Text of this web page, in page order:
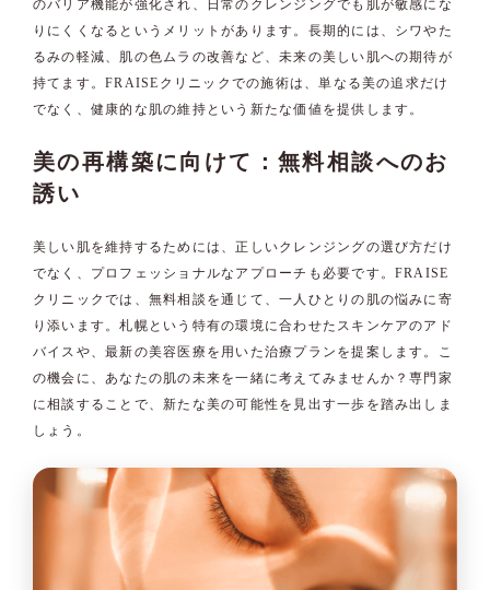
のバリア機能が強化され、日常のクレンジングでも肌が敏感にな
りにくくなるというメリットがあります。長期的には、シワやた
るみの軽減、肌の色ムラの改善など、未来の美しい肌への期待が
持てます。FRAISEクリニックでの施術は、単なる美の追求だけ
でなく、健康的な肌の維持という新たな価値を提供します。
美の再構築に向けて：無料相談へのお
誘い
美しい肌を維持するためには、正しいクレンジングの選び方だけ
でなく、プロフェッショナルなアプローチも必要です。FRAISE
クリニックでは、無料相談を通じて、一人ひとりの肌の悩みに寄
り添います。札幌という特有の環境に合わせたスキンケアのアド
バイスや、最新の美容医療を用いた治療プランを提案します。こ
の機会に、あなたの肌の未来を一緒に考えてみませんか？専門家
に相談することで、新たな美の可能性を見出す一歩を踏み出しま
しょう。